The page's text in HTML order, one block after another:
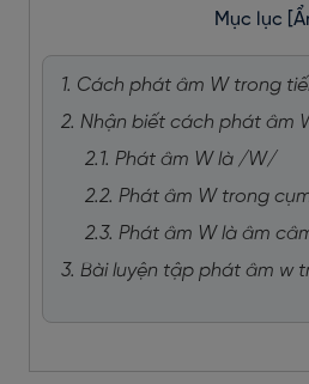
Mục lục
1. Cách phát âm W trong
2. Nhận biết cách phát âm
2.1. Phát âm W là /W/
2.2. Phát âm W trong
2.3. Phát âm W là âm
3. Bài luyện tập phát âm w